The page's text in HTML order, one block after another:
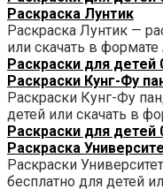
Раскраска Лунтик
Раскраска Лунтик —
или скачать в
Раскраски для детей
Раскраски Кунг-Фу
Раскраски Кунг-Фу
детей или скачать в
Раскраски для детей
Раскраска
Раскраски
бесплатно для детей